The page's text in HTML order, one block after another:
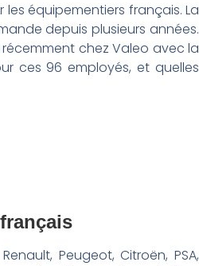
les équipementiers français. La
depuis plusieurs années.
récemment chez Valeo avec la
ces 96 employés, et quelles
Peugeot, Citroën, PSA,